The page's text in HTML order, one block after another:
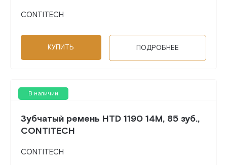
CONTITECH
КУПИТЬ ПОДРОБНЕЕ
В наличии
Зубчатый ремень HTD 1190 14M, 85 зуб.,
CONTITECH
CONTITECH